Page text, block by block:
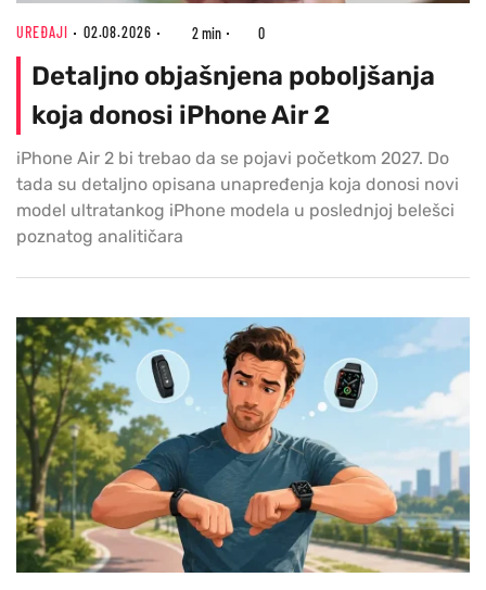
UREĐAJI 02.08.2026 2 min 0
Detaljno objašnjena poboljšanja
koja donosi iPhone Air 2
iPhone Air 2 bi trebao da se pojavi početkom 2027. Do
tada su detaljno opisana unapređenja koja donosi novi
model ultratankog iPhone modela u poslednjoj belešci
poznatog analitičara